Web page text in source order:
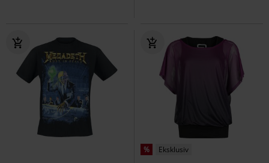
% Eksklusiv